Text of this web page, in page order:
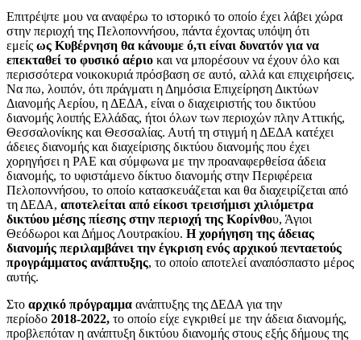
Επιτρέψτε μου να αναφέρω το ιστορικό το οποίο έχει λάβει χώρα
στην περιοχή της Πελοποννήσου, πάντα έχοντας υπόψη ότι
εμείς ως Κυβέρνηση θα κάνουμε ό,τι είναι δυνατόν για να
επεκταθεί το φυσικό αέριο και να μπορέσουν να έχουν όλο και
περισσότερα νοικοκυριά πρόσβαση σε αυτό, αλλά και επιχειρήσεις.
Να πω, λοιπόν, ότι πράγματι η Δημόσια Επιχείρηση Δικτύων
Διανομής Αερίου, η ΔΕΔΑ, είναι ο διαχειριστής του δικτύου
διανομής λοιπής Ελλάδας, ήτοι όλων των περιοχών πλην Αττικής,
Θεσσαλονίκης και Θεσσαλίας. Αυτή τη στιγμή η ΔΕΔΑ κατέχει
άδειες διανομής και διαχείρισης δικτύου διανομής που έχει
χορηγήσει η ΡΑΕ και σύμφωνα με την προαναφερθείσα άδεια
διανομής, το υφιστάμενο δίκτυο διανομής στην Περιφέρεια
Πελοποννήσου, το οποίο κατασκευάζεται και θα διαχειρίζεται από
τη ΔΕΔΑ, αποτελείται από είκοσι τρεισήμισι χιλιόμετρα
δικτύου μέσης πίεσης στην περιοχή της Κορίνθου, Άγιοι
Θεόδωροι και Δήμος Λουτρακίου. Η χορήγηση της άδειας
διανομής περιλαμβάνει την έγκριση ενός αρχικού πενταετούς
προγράμματος ανάπτυξης, το οποίο αποτελεί αναπόσπαστο μέρος
αυτής.
Στο αρχικό πρόγραμμα ανάπτυξης της ΔΕΔΑ για την
περίοδο 2018-2022, το οποίο είχε εγκριθεί με την άδεια διανομής,
προβλεπόταν η ανάπτυξη δικτύου διανομής στους εξής δήμους της